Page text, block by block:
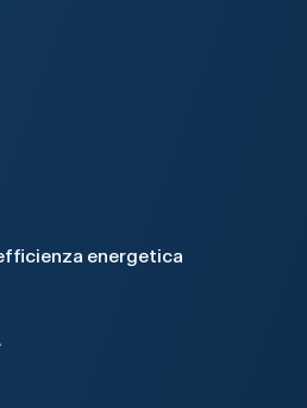
energetica